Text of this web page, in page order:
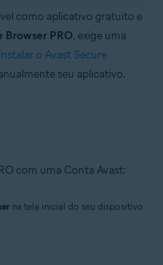
como aplicativo gratuito e
Browser PRO, exige uma
instalar o Avast Secure
seu aplicativo.
com uma Conta Avast:
na tela inicial do seu dispositivo.